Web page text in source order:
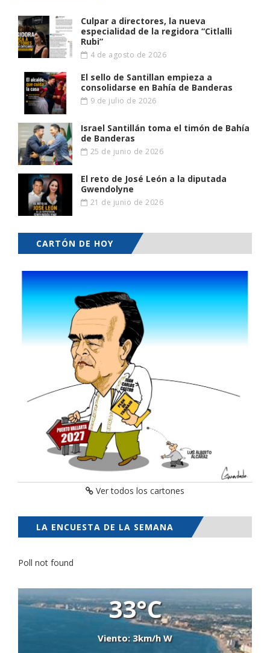
Culpar a directores, la nueva
especialidad de la regidora “Citlalli
Rubi”
4 de agosto de 2026
El sello de Santillan empieza a
consolidarse en Bahía de Banderas
9 de julio de 2026
Israel Santillán toma el timón de Bahía
de Banderas
25 de junio de 2026
El reto de José León a la diputada
Gwendolyne
21 de junio de 2026
CARTÓN DE HOY
Ver todos los cartones
LA ENCUESTA DE LA SEMANA
Poll not found
33°C
Viento: 3km/h W